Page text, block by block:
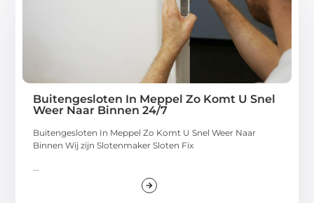
Buitengesloten In Meppel Zo Komt U Snel
Weer Naar Binnen 24/7
Buitengesloten In Meppel Zo Komt U Snel Weer Naar
Binnen Wij zijn Slotenmaker Sloten Fix
...